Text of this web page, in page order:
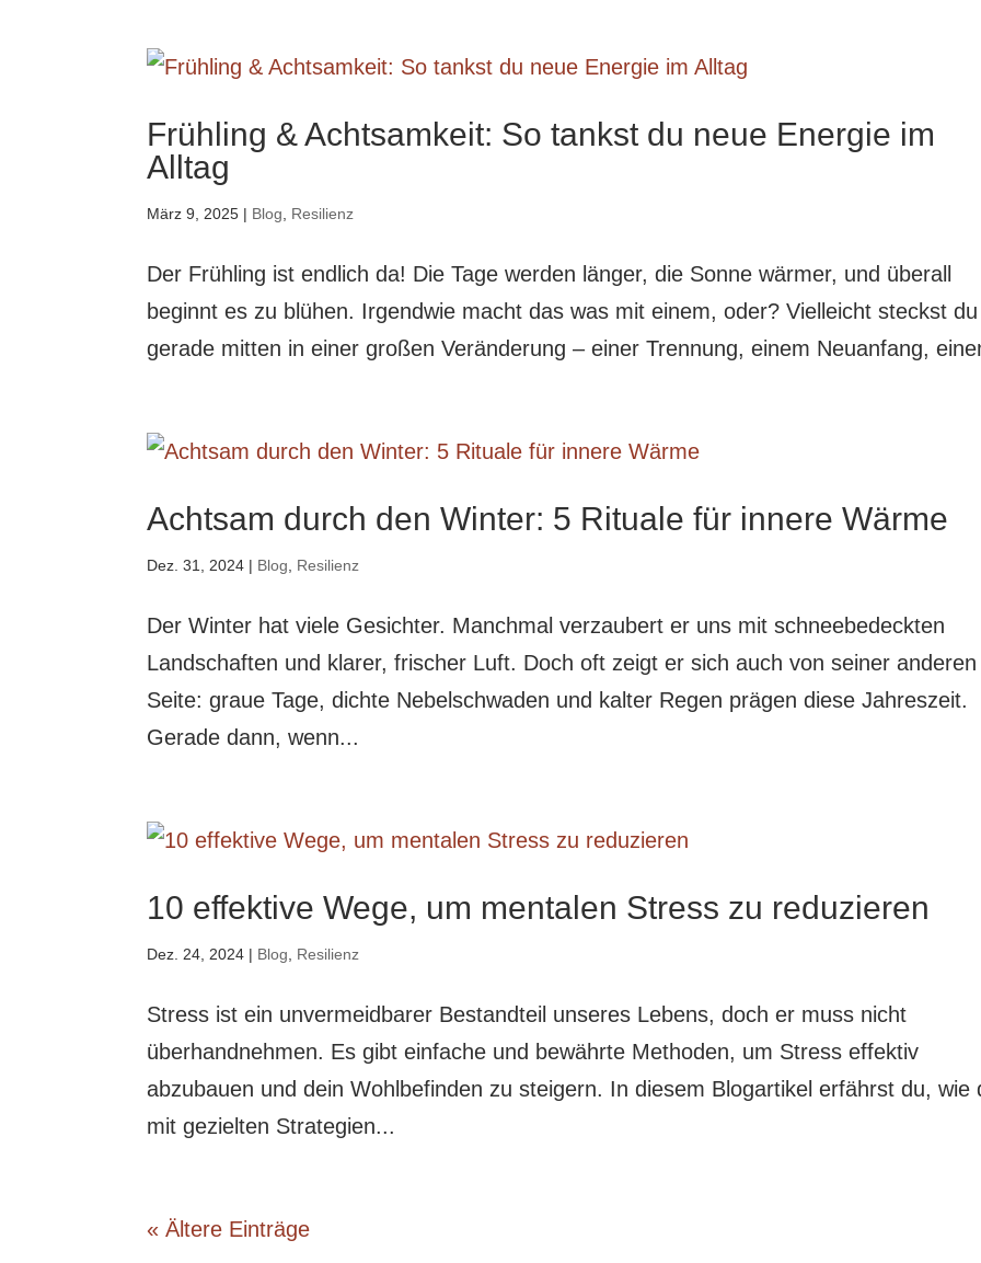
Frühling & Achtsamkeit: So tankst du neue Energie im
Alltag
März 9, 2025 | Blog Resilienz
Der Frühling ist endlich da! Die Tage werden länger, die Sonne wärmer, und überall
beginnt es zu blühen. Irgendwie macht das was mit einem, oder? Vielleicht steckst du
gerade mitten in einer großen Veränderung – einer Trennung, einem Neuanfang,
Achtsam durch den Winter: 5 Rituale für innere Wärme
Dez. 31, 2024 | Blog Resilienz
Der Winter hat viele Gesichter. Manchmal verzaubert er uns mit schneebedeckten
Landschaften und klarer, frischer Luft. Doch oft zeigt er sich auch von seiner anderen
Seite: graue Tage, dichte Nebelschwaden und kalter Regen prägen diese Jahreszeit.
Gerade dann, wenn...
10 effektive Wege, um mentalen Stress zu reduzieren
Dez. 24, 2024 | Blog Resilienz
Stress ist ein unvermeidbarer Bestandteil unseres Lebens, doch er muss nicht
überhandnehmen. Es gibt einfache und bewährte Methoden, um Stress effektiv
abzubauen und dein Wohlbefinden zu steigern. In diesem Blogartikel erfährst du, wie
mit gezielten Strategien...
« Ältere Einträge